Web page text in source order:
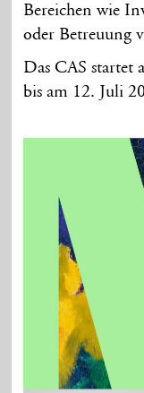
Bereichen wie
oder Betreuung
Das CAS startet
bis am 12. Juli